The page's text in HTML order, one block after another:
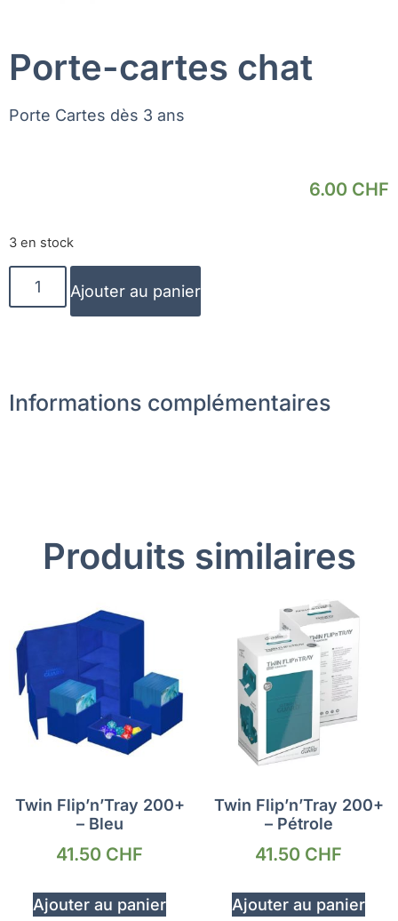
Porte-cartes chat
Porte Cartes dès 3 ans
6.00 CHF
3 en stock
Ajouter au panier
Informations complémentaires
Produits similaires
Twin Flip’n’Tray 200+
– Bleu
41.50 CHF
Ajouter au panier
Twin Flip’n’Tray 200+
– Pétrole
41.50 CHF
Ajouter au panier